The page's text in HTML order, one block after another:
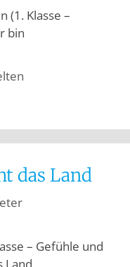
(1. Klasse –
bin
das Land
– Gefühle und
Land